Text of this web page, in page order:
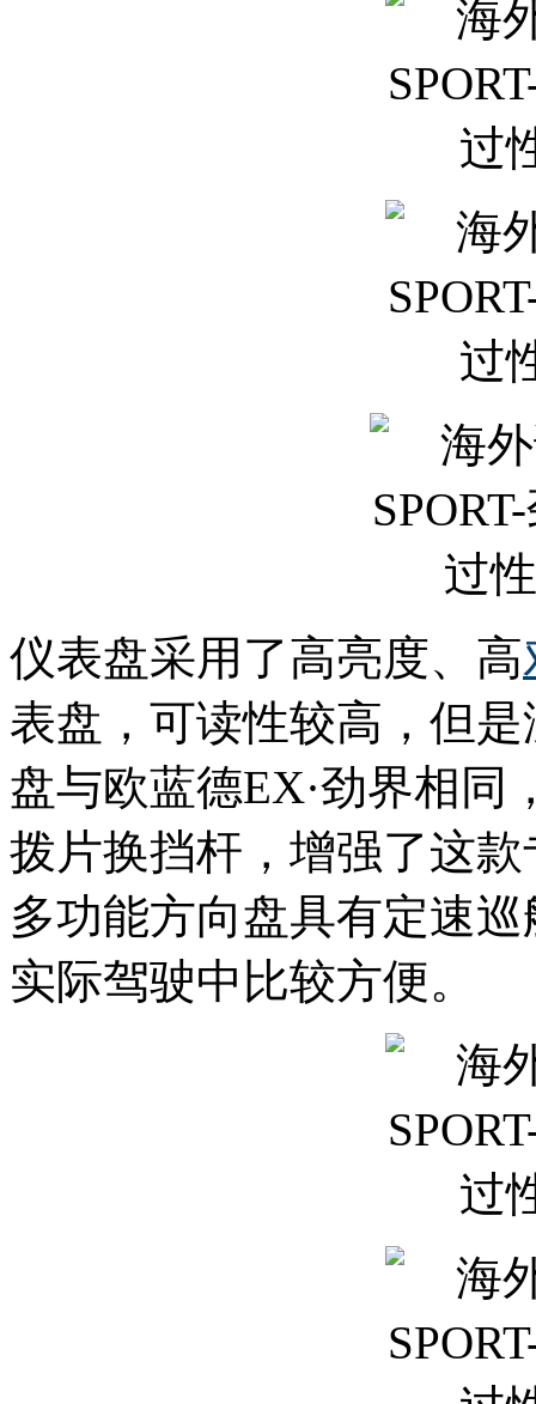
仪表盘采用了高亮度、高
表盘，可读性较高，但
盘与欧蓝德EX·劲界相同
拨片换挡杆，增强了这款
多功能方向盘具有定速
实际驾驶中比较方便。